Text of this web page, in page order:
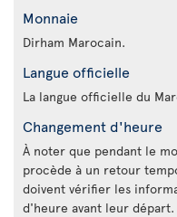
Monnaie
Dirham Marocain.
Langue officielle
La langue officielle du
Changement d'heure
À noter que pendant le
procède à un retour
doivent vérifier les
d'heure avant leur départ.